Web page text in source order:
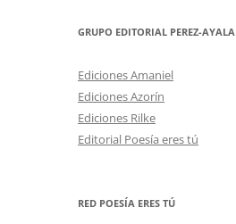
GRUPO EDITORIAL PEREZ-AYALA
Ediciones Amaniel
Ediciones Azorín
Ediciones Rilke
Editorial Poesía eres tú
RED POESÍA ERES TÚ